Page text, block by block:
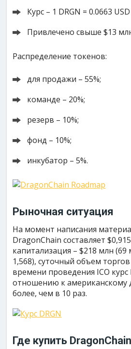
Курс – 1 DRGN = 0.0663
Привлечено свыше $13
Распределение токенов:
для продажи – 55%;
команде – 20%;
резерв – 10%;
фонд – 10%;
инкубатор – 5%.
Рыночная ситуация
На момент написания
DragonChain составляет
капитализация – $218 млн (69
1,568), суточный объем
времени проведения ICO курс
отношению к американскому
более, чем в 10 раз.
Где купить DragonChain